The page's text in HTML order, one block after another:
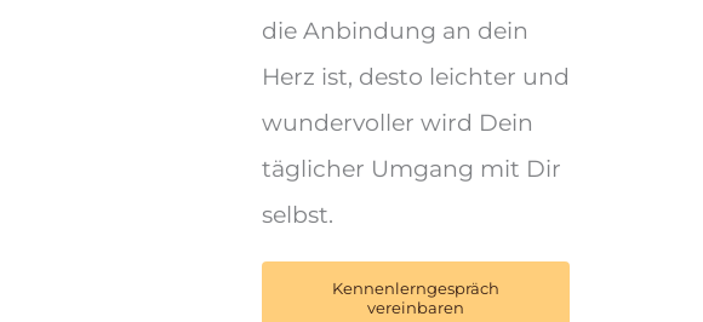
die Anbindung an dein
Herz ist, desto leichter und
wundervoller wird Dein
täglicher Umgang mit Dir
selbst.
Kennenlerngespräch
vereinbaren